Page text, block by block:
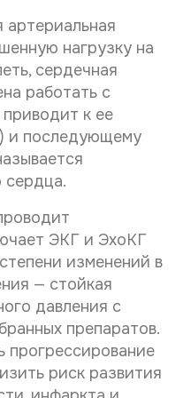
нагрузку на
сердечная
работать с
к ее
и последующему
сердца.
ЭКГ и ЭхоКГ
изменений в
— стойкая
давления с
препаратов.
прогрессирование
риск развития
персональных
информационной
персональных
учреждения*